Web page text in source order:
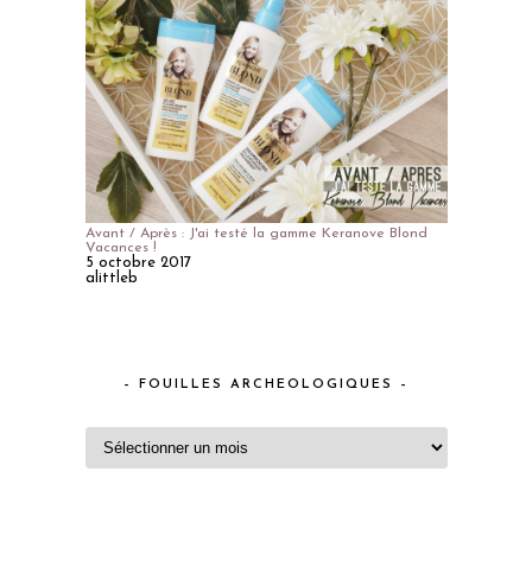
Avant / Après : J'ai testé la gamme Keranove Blond
Vacances !
5 octobre 2017
alittleb
– FOUILLES ARCHEOLOGIQUES –